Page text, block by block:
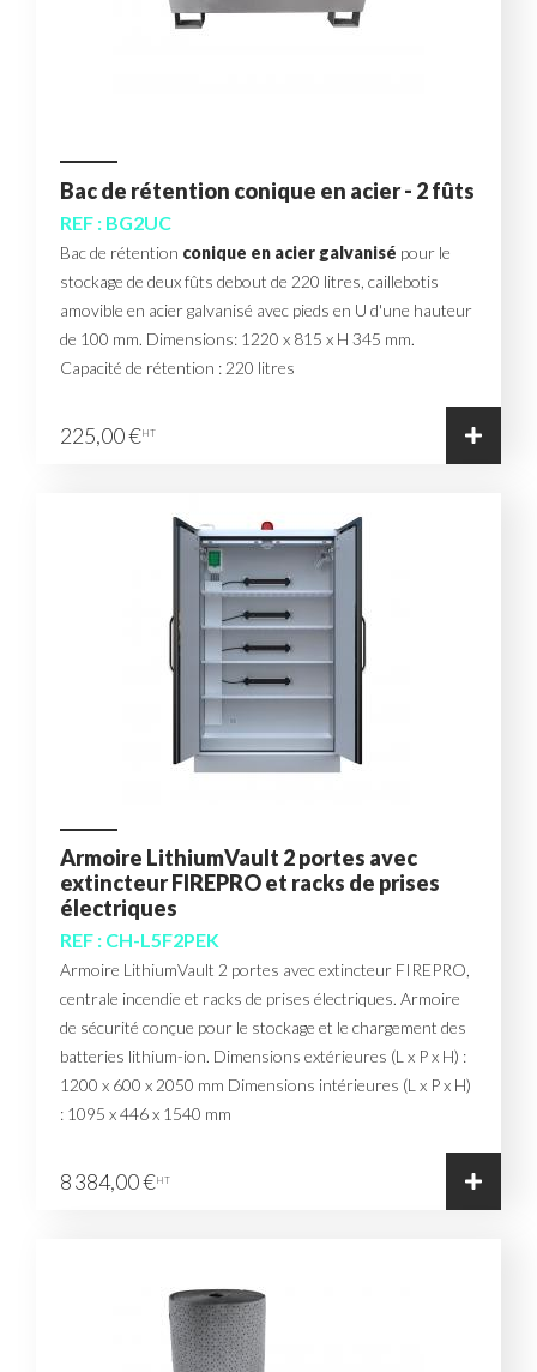
Bac de rétention conique en acier - 2 fûts
REF : BG2UC
Bac de rétention conique en acier galvanisé pour le
stockage de deux fûts debout de 220 litres, caillebotis
amovible en acier galvanisé avec pieds en U d'une hauteur
de 100 mm. Dimensions: 1220 x 815 x H 345 mm.
Capacité de rétention : 220 litres
225,00 €HT
Armoire LithiumVault 2 portes avec
extincteur FIREPRO et racks de prises
électriques
REF : CH-L5F2PEK
Armoire LithiumVault 2 portes avec extincteur FIREPRO,
centrale incendie et racks de prises électriques. Armoire
de sécurité conçue pour le stockage et le chargement des
batteries lithium-ion. Dimensions extérieures (L x P x H) :
1200 x 600 x 2050 mm Dimensions intérieures (L x P x H)
: 1095 x 446 x 1540 mm
8 384,00 €HT